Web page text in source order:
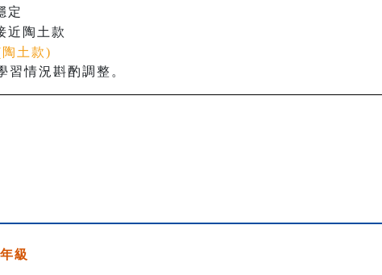
定
近陶土款
土款)
情況斟酌調整。
級